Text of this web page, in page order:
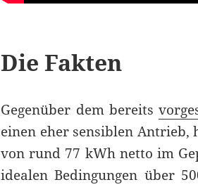
Die Fakten
Gegenüber dem bereits
einen eher sensiblen Antrieb,
von rund 77 kWh netto im
idealen Bedingungen über